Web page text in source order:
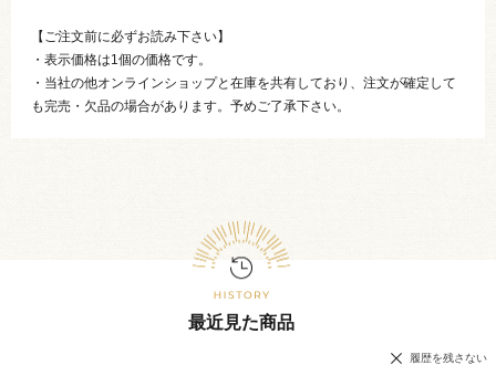
【ご注文前に必ずお読み下さい】
・表示価格は1個の価格です。
・当社の他オンラインショップと在庫を共有しており、注文が確定して
も完売・欠品の場合があります。予めご了承下さい。
最近見た商品
履歴を残さない